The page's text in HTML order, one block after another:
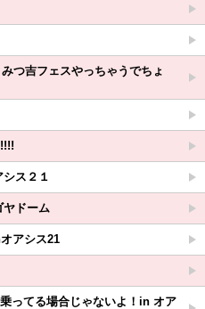
つ吉フェスやっちゃうでちょ
ス２１
ドーム
アシス21
ってる場合じゃないよ！in オア